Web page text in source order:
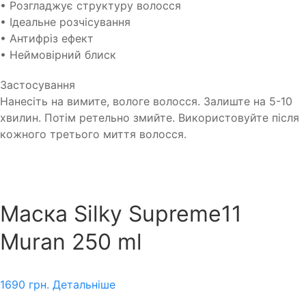
• Розгладжує структуру волосся
• Ідеальне розчісування
• Антифріз ефект
• Неймовірний блиск
Застосування
Нанесіть на вимите, вологе волосся. Залиште на 5-10
хвилин. Потім ретельно змийте. Використовуйте після
кожного третього миття волосся.
Маска Silky Supreme11
Muran 250 ml
1690 грн. Детальніше